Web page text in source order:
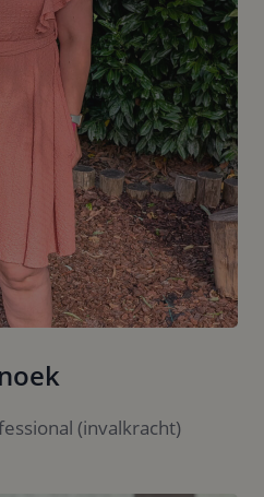
(invalkracht)